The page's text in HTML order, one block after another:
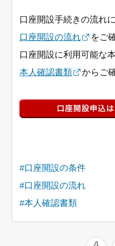
口座開設手続きの流れ
口座開設の流れ
をご
口座開設に利用可能な
本人確認書類
からご
#口座開設の条件
#口座開設の流れ
#本人確認書類